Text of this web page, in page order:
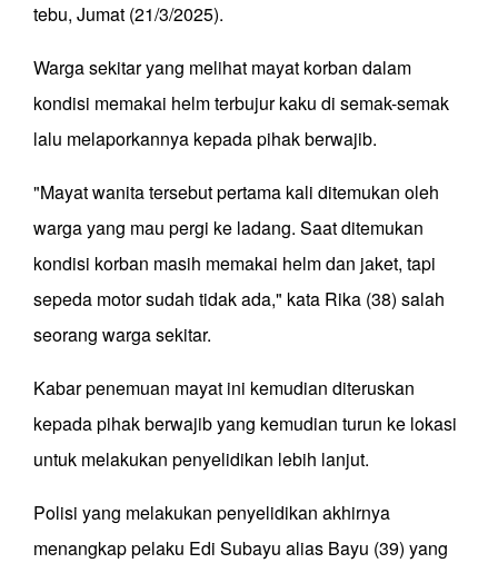
tebu, Jumat (21/3/2025).
Warga sekitar yang melihat mayat korban dalam
kondisi memakai helm terbujur kaku di semak-semak
lalu melaporkannya kepada pihak berwajib.
"Mayat wanita tersebut pertama kali ditemukan oleh
warga yang mau pergi ke ladang. Saat ditemukan
kondisi korban masih memakai helm dan jaket, tapi
sepeda motor sudah tidak ada," kata Rika (38) salah
seorang warga sekitar.
Kabar penemuan mayat ini kemudian diteruskan
kepada pihak berwajib yang kemudian turun ke lokasi
untuk melakukan penyelidikan lebih lanjut.
Polisi yang melakukan penyelidikan akhirnya
menangkap pelaku Edi Subayu alias Bayu (39) yang